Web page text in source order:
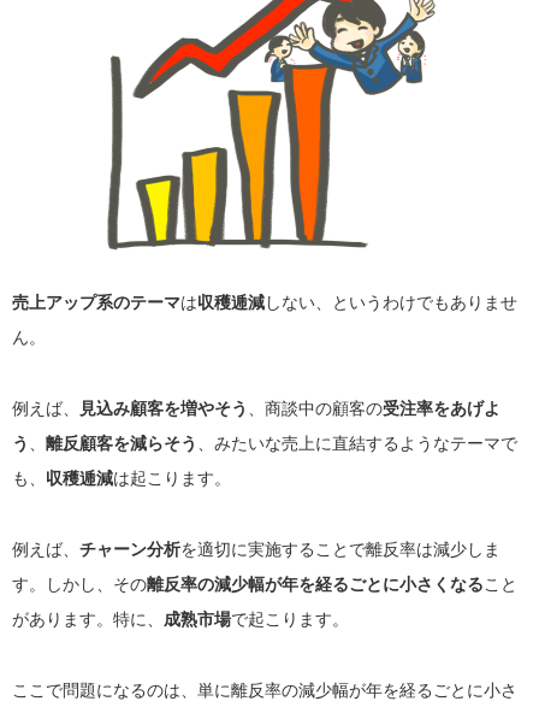
売上アップ系のテーマは収穫逓減しない、というわけでもありませ
ん。
例えば、 見込み顧客を増やそう 、商談中の顧客の受注率をあげよ
う
離反顧客を減らそう
、みたいな売上に直結するようなテーマで
も、 収穫逓減は起こります。
例えば、 チャーン分析を適切に実施することで離反率は減少しま
す。しかし、その離反率の減少幅が年を経るごとに小さくなること
があります。特に、 成熟市場で起こります。
ここで問題になるのは、単に離反率の減少幅が年を経るごとに小さ